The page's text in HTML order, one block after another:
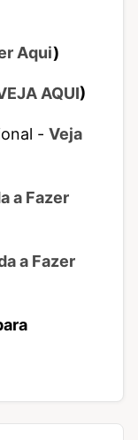
Aqui)
AQUI)
- Veja
a Fazer
a Fazer